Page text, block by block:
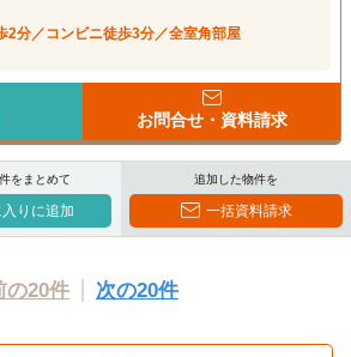
2分／コンビニ徒歩3分／全室角部屋
お問合せ・資料請求
をまとめて
りに追加
追加した物件を
一括資料請求
の20件 次の20件